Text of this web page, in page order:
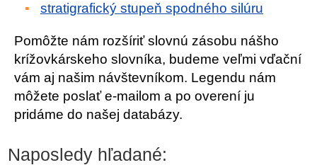
stratigrafický stupeň spodného silúru
Pomôžte nám rozšíriť slovnú zásobu nášho
krížovkárskeho slovníka, budeme veľmi vďační
vám aj našim návštevníkom. Legendu nám
môžete poslať e-mailom a po overení ju
pridáme do našej databázy.
Naposledy hľadané: